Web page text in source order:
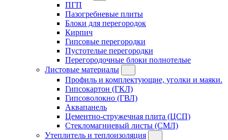
ПГП
Пазогребневые плиты
Блоки для перегородок
Кирпич
Гипсовые перегородки
Пустотелые перегородки
Перегородочные блоки полнотелые
Листовые материалы
Профиль и комплектующие, уголки и маяки.
Гипсокартон (ГКЛ)
Гипсоволокно (ГВЛ)
Аквапанель
Цементно-стружечная плита (ЦСП)
Стекломагниевый листы (СМЛ)
Утеплитель и теплоизоляция